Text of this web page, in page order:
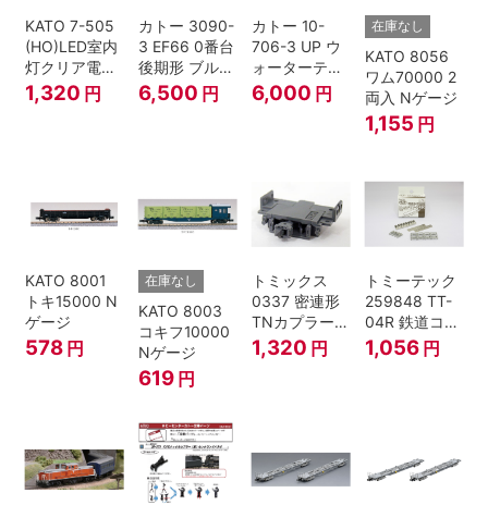
KATO 7-505
(HO)LED室内
灯クリア電球
色
1,320 円
カトー 3090-
3 EF66 0番台
後期形 ブルー
トレイン牽引
機
6,500 円
カトー 10-
706-3 UP ウ
ォーターテン
ダー 2両入
6,000 円
在庫なし
KATO 8056
ワム70000 2
両入 Nゲージ
1,155 円
KATO 8001
トキ15000 N
ゲージ
578 円
在庫なし
KATO 8003
コキフ10000
Nゲージ
619 円
トミックス
0337 密連形
TNカプラー
(6個入・SPタ
イプ)
1,320 円
トミーテック
259848 TT-
04R 鉄道コレ
クション
1,056 円